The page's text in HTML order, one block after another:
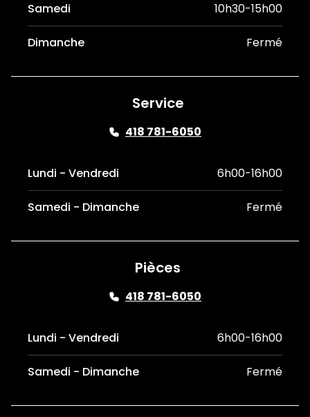
Samedi 10h30-15h00
Dimanche Fermé
Service
418 781-6050
Lundi - Vendredi 6h00-16h00
Samedi - Dimanche Fermé
Pièces
418 781-6050
Lundi - Vendredi 6h00-16h00
Samedi - Dimanche Fermé